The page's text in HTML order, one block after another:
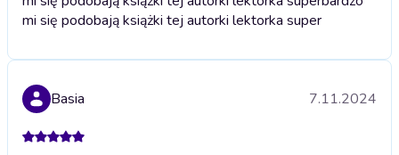
mi się podobają książki tej autorki lektorka super
Basia 7.11.2024